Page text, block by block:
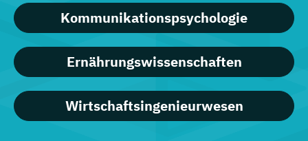
Kommunikationspsychologie
Ernährungswissenschaften
Wirtschaftsingenieurwesen